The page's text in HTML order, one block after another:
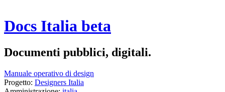
Docs Italia beta
Documenti pubblici, digitali.
Manuale operativo di design
Progetto: Designers Italia